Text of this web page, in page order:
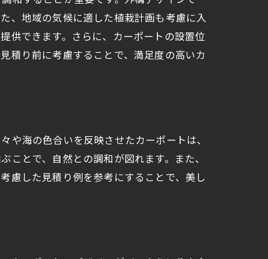
、地域の気候に適した植栽計画も考慮に入
供できます。さらに、カーポートの設置位
積り前に考慮することで、満足度の高いカ
や海の色合いを反映させたカーポートは、
とで、自然との調和が図れます。また、
慮した見積り例を参考にすることで、美し